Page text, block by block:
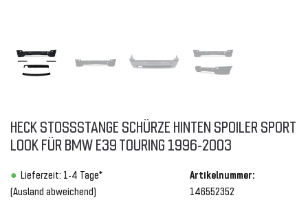
HECK STOSSSTANGE SCHÜRZE HINTEN SPOILER SPORT L
OOK FÜR BMW E39 TOURING 1996-2003
Lieferzeit: 1-4 Tage*
(Ausland abweichend)
Artikelnummer:
146552352